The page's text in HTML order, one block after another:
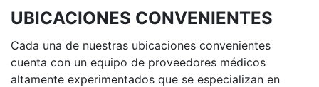
UBICACIONES CONVENIENTES
Cada una de nuestras ubicaciones convenientes
cuenta con un equipo de proveedores médicos
altamente experimentados que se especializan en